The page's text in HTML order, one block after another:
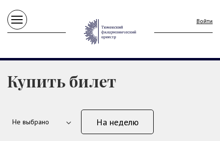
Войти
Купить билет
На неделю